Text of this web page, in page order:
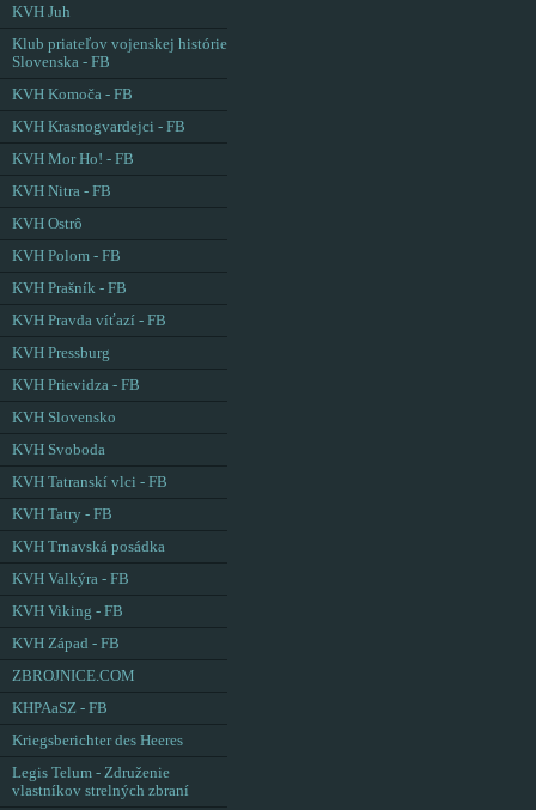
KVH Juh
Klub priateľov vojenskej histórie
Slovenska - FB
KVH Komoča - FB
KVH Krasnogvardejci - FB
KVH Mor Ho! - FB
KVH Nitra - FB
KVH Ostrô
KVH Polom - FB
KVH Prašník - FB
KVH Pravda víťazí - FB
KVH Pressburg
KVH Prievidza - FB
KVH Slovensko
KVH Svoboda
KVH Tatranskí vlci - FB
KVH Tatry - FB
KVH Trnavská posádka
KVH Valkýra - FB
KVH Viking - FB
KVH Západ - FB
ZBROJNICE.COM
KHPAaSZ - FB
Kriegsberichter des Heeres
Legis Telum - Združenie
vlastníkov strelných zbraní